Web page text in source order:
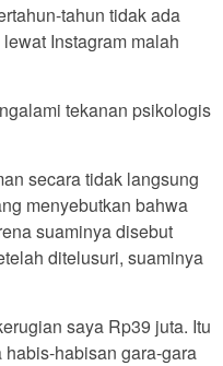
tahun tidak ada
Instagram malah
tekanan psikologis
secara tidak langsung
menyebutkan bahwa
suaminya disebut
ditelusuri, suaminya
saya Rp39 juta. Itu
habisan gara-gara